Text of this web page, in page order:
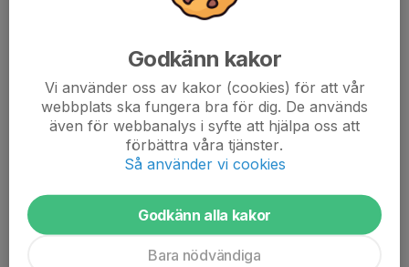
fokus på att ha skoj som att köra snabbt. Den brukar köras på
lördagar kl 10 (detta är dock inte heligt) och består av ett antal
(~4) deltävlingar som körs med ett par-tre veckors mellanrum.
På samma sätt som i Pannlampejakten brukar det förekomma
tävlingsinslag utanför själva cyklingen som kan påverka
Det kan t.ex. vara skidskytteinspirerat; att cykla ett antal varv på
bana och mellan varven kasta bollar i hinkar för att sedan få
cykla straffrundor för missade bollar. Det kan också vara så
Godkänn kakor
Vi använder oss av kakor (cookies) för att vår
webbplats ska fungera bra för dig. De används
även för webbanalys i syfte att hjälpa oss att
förbättra våra tjänster.
Så använder vi cookies
Godkänn alla kakor
Bara nödvändiga